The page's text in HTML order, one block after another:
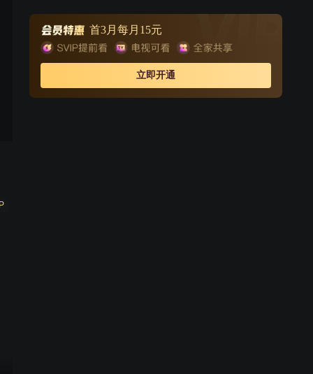
首3月每月15元
立即开通